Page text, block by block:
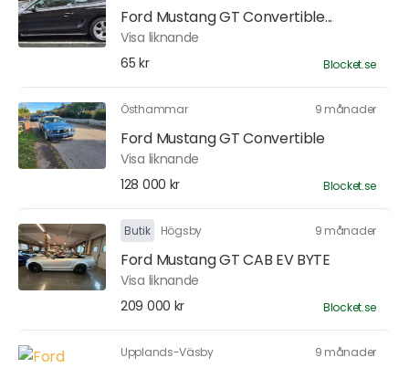
Ford Mustang GT Convertible...
Visa liknande
65 kr
Blocket.se
Östhammar 9 månader
Ford Mustang GT Convertible
Visa liknande
128 000 kr
Blocket.se
Butik Högsby 9 månader
Ford Mustang GT CAB EV BYTE
Visa liknande
209 000 kr
Blocket.se
Upplands-Väsby 9 månader